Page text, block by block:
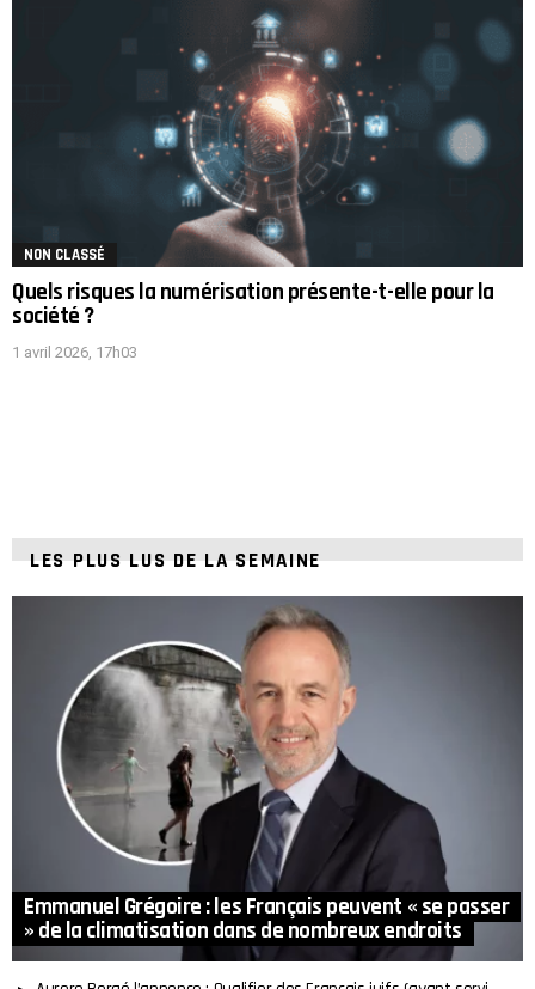
NON CLASSÉ
Quels risques la numérisation présente-t-elle pour la
société ?
1 avril 2026, 17h03
LES PLUS LUS DE LA SEMAINE
Emmanuel Grégoire : les Français peuvent « se passer
» de la climatisation dans de nombreux endroits